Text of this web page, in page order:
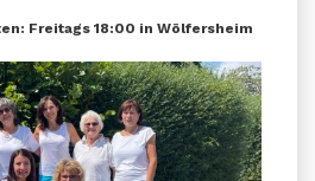
Freitags 18:00 in Wölfersheim